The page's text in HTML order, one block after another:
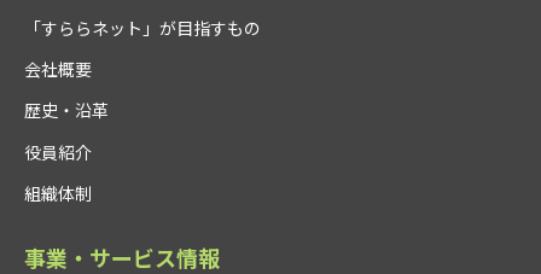
「すららネット」が目指すもの
会社概要
歴史・沿革
役員紹介
組織体制
事業・サービス情報